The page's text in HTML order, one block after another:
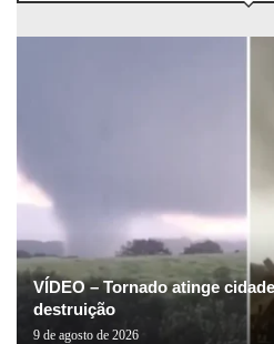
VÍDEO – Tornado atinge
destruição
9 de agosto de 2026